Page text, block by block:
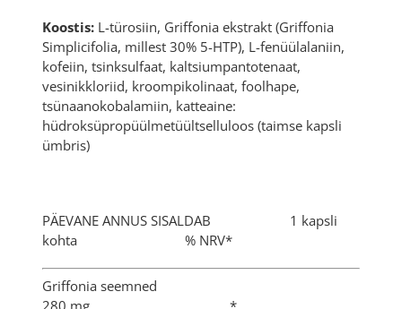
Koostis:L-türosiin, Griffonia ekstrakt (Griffonia
Simplicifolia, millest 30% 5-HTP), L-fenüülalaniin,
kofeiin, tsinksulfaat, kaltsiumpantotenaat,
vesinikkloriid, kroompikolinaat, foolhape,
tsünaanokobalamiin, katteaine:
hüdroksüpropüülmetüültselluloos (taimse kapsli
ümbris)
PÄEVANE ANNUS SISALDAB 1 kapsli
kohta % NRV*
Griffonia seemned